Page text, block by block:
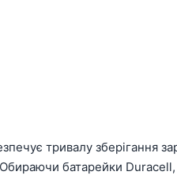
тривалу зберігання
Обираючи батарейки